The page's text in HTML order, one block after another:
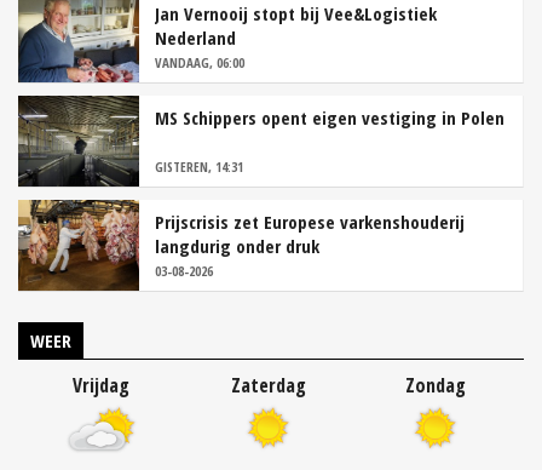
Jan Vernooij stopt bij Vee&Logistiek
Nederland
VANDAAG, 06:00
MS Schippers opent eigen vestiging in Polen
GISTEREN, 14:31
Prijscrisis zet Europese varkenshouderij
langdurig onder druk
03-08-2026
WEER
Vrijdag Zaterdag Zondag